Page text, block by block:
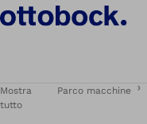
Mostra
tutto
Parco macchine